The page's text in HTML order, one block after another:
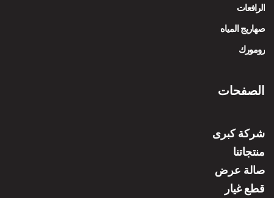
الرافعات
صهاريج المياه
رومورك
الصفحات
شركة كبرى
منتجاتنا
صالة عرض
قطع غيار